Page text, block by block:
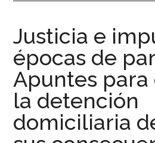
Justicia e
épocas de
Apuntes
la detención
domiciliaria